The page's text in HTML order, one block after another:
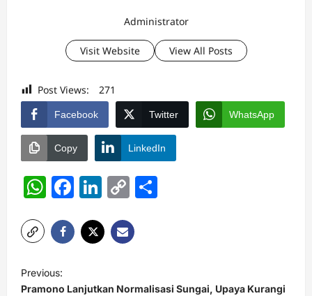
Administrator
Visit Website View All Posts
Post Views: 271
Facebook Twitter WhatsApp
Copy LinkedIn
WhatsApp
Facebook
LinkedIn
Copy
P
o
Previous:
Pramono Lanjutkan Normalisasi Sungai, Upaya Kurangi